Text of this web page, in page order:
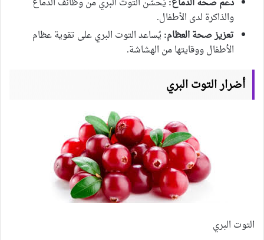
والذاكرة لدى الأطفال.
تعزيز صحة العظام:يُساعد التوت البري على تقوية عظام
الأطفال ووقايتها من الهشاشة.
أضرار التوت البري
التوت البري